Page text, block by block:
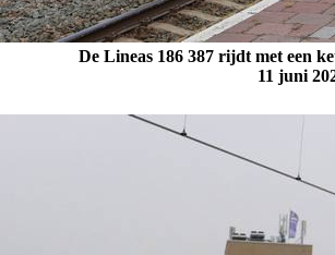
De Lineas 186 387 rijdt met een
11 juni